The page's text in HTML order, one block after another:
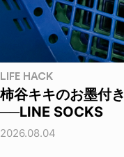
LIFE HACK
柿谷キキのお墨付き
──LINE SOCKS
2026.08.04